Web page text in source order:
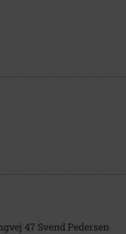
47 Svend Pedersen